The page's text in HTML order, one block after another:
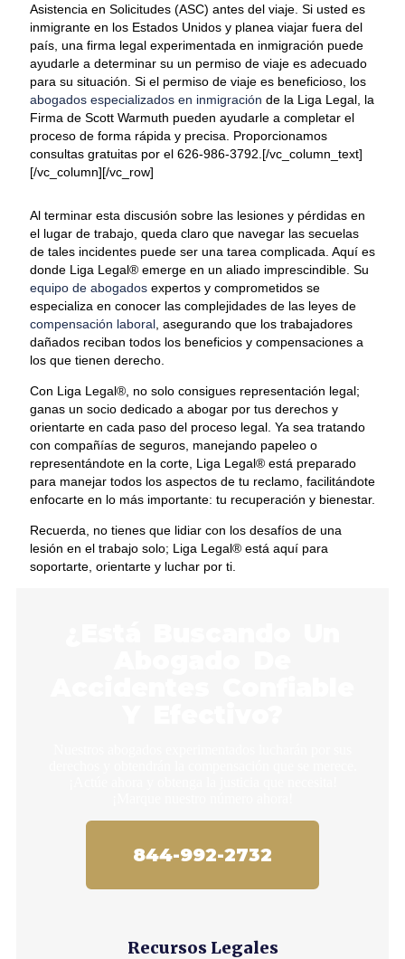
Asistencia en Solicitudes (ASC) antes del viaje. Si usted es
inmigrante en los Estados Unidos y planea viajar fuera del
país, una firma legal experimentada en inmigración puede
ayudarle a determinar su un permiso de viaje es adecuado
para su situación. Si el permiso de viaje es beneficioso, los
abogados especializados en inmigración de la Liga Legal, la
Firma de Scott Warmuth pueden ayudarle a completar el
proceso de forma rápida y precisa. Proporcionamos
consultas gratuitas por el 626-986-3792.[/vc_column_text]
[/vc_column][/vc_row]
Al terminar esta discusión sobre las lesiones y pérdidas en
el lugar de trabajo, queda claro que navegar las secuelas
de tales incidentes puede ser una tarea complicada. Aquí es
donde Liga Legal® emerge en un aliado imprescindible. Su
equipo de abogados expertos y comprometidos se
especializa en conocer las complejidades de las leyes de
compensación laboral , asegurando que los trabajadores
dañados reciban todos los beneficios y compensaciones a
los que tienen derecho.
Con Liga Legal®, no solo consigues representación legal;
ganas un socio dedicado a abogar por tus derechos y
orientarte en cada paso del proceso legal. Ya sea tratando
con compañías de seguros, manejando papeleo o
representándote en la corte, Liga Legal® está preparado
para manejar todos los aspectos de tu reclamo, facilitándote
enfocarte en lo más importante: tu recuperación y bienestar.
Recuerda, no tienes que lidiar con los desafíos de una
lesión en el trabajo solo; Liga Legal® está aquí para
soportarte, orientarte y luchar por ti.
844-992-2732
Recursos Legales